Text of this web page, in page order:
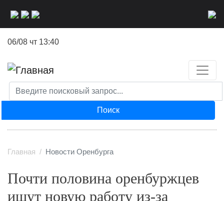
06/08 чт 13:40
Поиск
Главная Новости Оренбурга
Почти половина оренбуржцев
ищут новую работу из‑за